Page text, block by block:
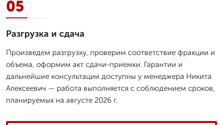
05
Разгрузка и сдача
Произведем разгрузку, проверим соответствие фракции и
объема, оформим акт сдачи-приемки. Гарантии и
дальнейшие консультации доступны у менеджера Никита
Алексеевич — работа выполняется с соблюдением сроков,
планируемых на августе 2026 г.